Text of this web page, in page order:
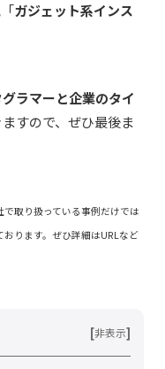
ガジェット系インス
ラマーと企業のタイ
すので、ぜひ最後ま
取り扱っている事例だけでは
ります。ぜひ詳細はURLなど
[非表示]